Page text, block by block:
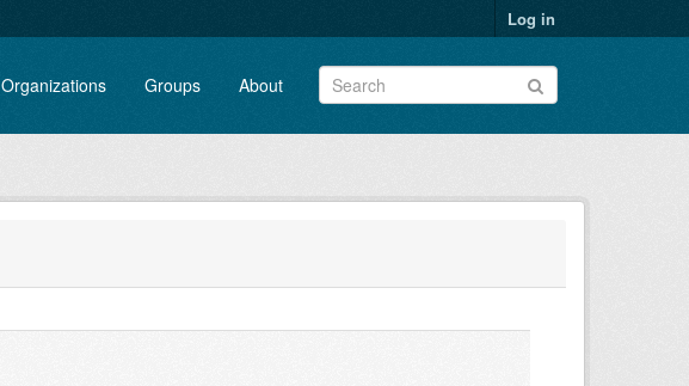
Log in
Organizations Groups About